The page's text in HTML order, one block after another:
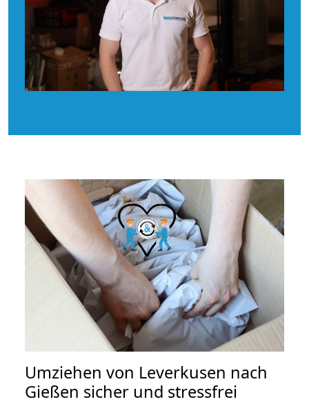
Umziehen von Leverkusen nach
Gießen sicher und stressfrei